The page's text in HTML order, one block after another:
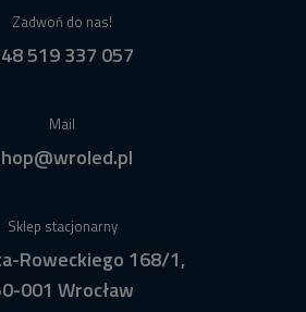
Zadwoń do nas!
519 337 057
Mail
Sklep stacjonarny
Roweckiego 168/1,
001 Wrocław